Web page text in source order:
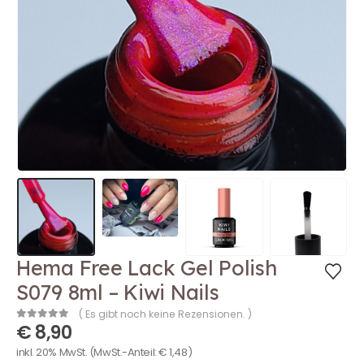
Hema Free Lack Gel Polish
S079 8ml – Kiwi Nails
0out of 5
( Es gibt noch keine Rezensionen. )
€8,90
inkl. 20% MwSt. (MwSt.-Anteil:€1,48)